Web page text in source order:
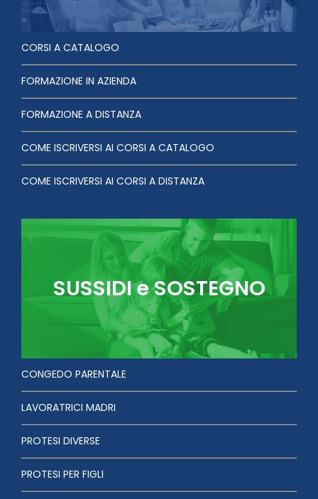
CORSI A CATALOGO
FORMAZIONE IN AZIENDA
FORMAZIONE A DISTANZA
COME ISCRIVERSI AI CORSI A CATALOGO
COME ISCRIVERSI AI CORSI A DISTANZA
SUSSIDI e SOSTEGNO
CONGEDO PARENTALE
LAVORATRICI MADRI
PROTESI DIVERSE
PROTESI PER FIGLI